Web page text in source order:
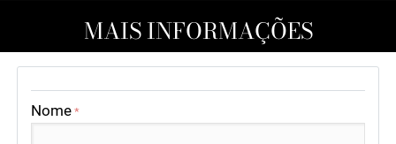
MAIS INFORMAÇÕES
Nome *